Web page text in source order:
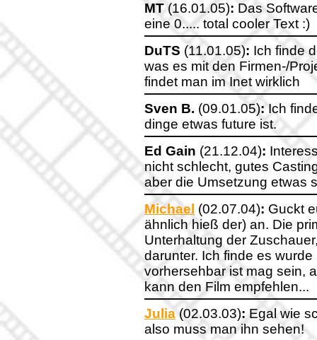
MT(16.01.05): Das
eine 0..... total cooler Text :)
DuTS (11.01.05): Ich finde
was es mit den Firmen-/
findet man im Inet wirklich
Sven B. (09.01.05):Ich
dinge etwas future ist.
Ed Gain (21.12.04):
nicht schlecht, gutes
aber die Umsetzung etwas
Michael (02.07.04): Guckt
ähnlich hieß der) an. Die
Unterhaltung der
darunter. Ich finde es
vorhersehbar ist mag sein,
kann den Film empfehlen...
Julia (02.03.03): Egal wie
also muss man ihn sehen!